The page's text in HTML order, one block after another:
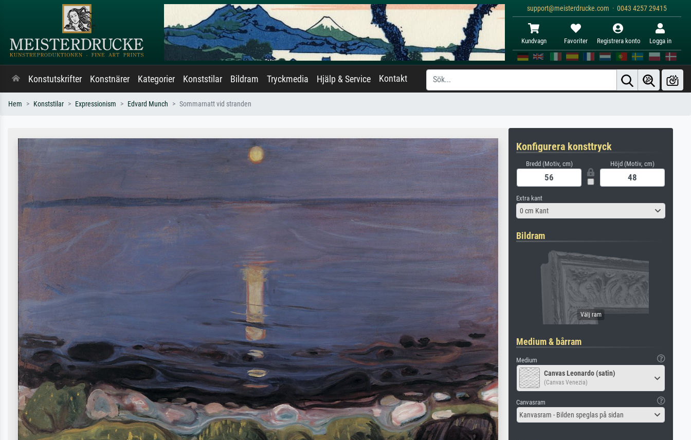
support@meisterdrucke.com · 0043 4257 29415
Kundvagn Favoriter Registrera konto Logga in
Konstutskrifter Konstnärer Kategorier Konststilar Bildram Tryckmedia Hjälp & Service Kontakt
Hem Konststilar Expressionism Edvard Munch Sommarnatt vid stranden
Konfigurera konsttryck
Bredd (Motiv, cm) Höjd (Motiv, cm)
Extra kant
0 cm Kant
Bildram
Medium & bårram
Medium
Canvas Leonardo (satin)
(Canvas Venezia)
Canvasram
Kanvasram - Bilden speglas på sidan